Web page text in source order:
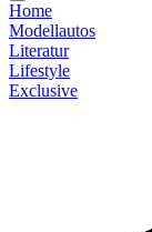
Home
Modellautos
Literatur
Lifestyle
Exclusive